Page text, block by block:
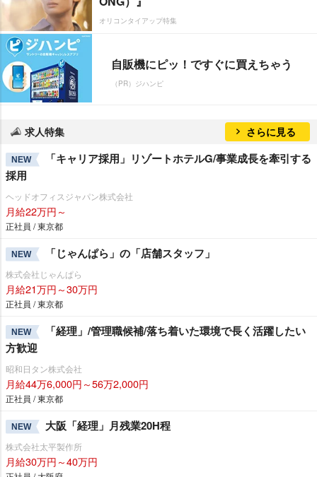
オリコンタイアップ特集
自販機にピッ！ですぐに買えちゃう
（PR）ジハンピ
求人特集 さらに見る
NEW
「キャリア採用」リゾートホテルG/事業成長を牽引する
採用
ヘッドオフィスジャパン株式会社
月給22万円～
正社員 / 東京都
NEW 「じゃんぱら」の「店舗スタッフ」
株式会社じゃんぱら
月給21万円～30万円
正社員 / 東京都
NEW
「経理」/管理職候補/落ち着いた環境で長く活躍したい
方歓迎
昭和日タン株式会社
月給44万6,000円～56万2,000円
正社員 / 東京都
NEW 大阪「経理」月残業20H程
株式会社太平製作所
月給30万円～40万円